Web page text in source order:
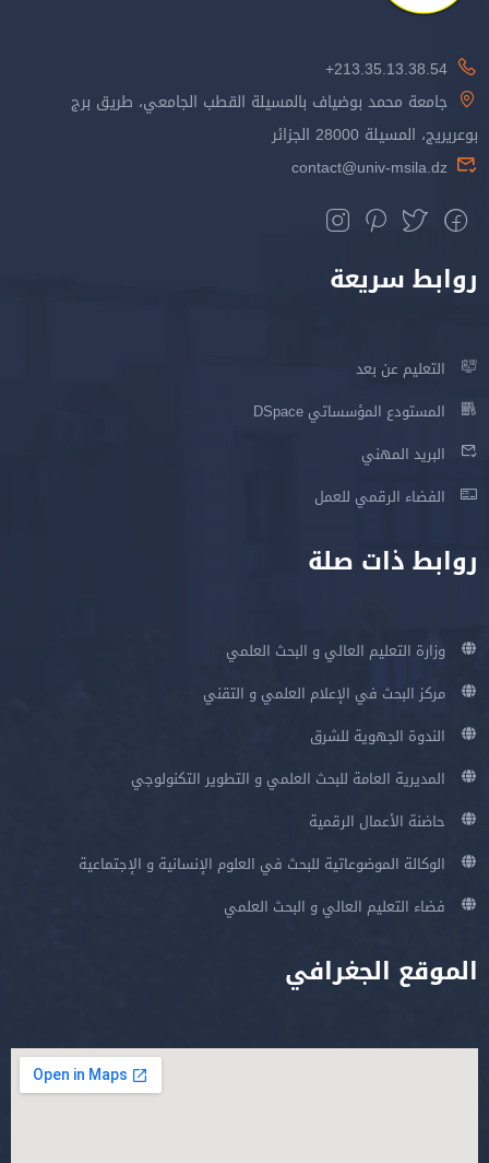
213.35.13.38.54+
جامعة محمد بوضياف بالمسيلة القطب الجامعي، طريق برج
بوعريريج، المسيلة 28000 الجزائر
contact@univ-msila.dz
روابط سريعة
التعليم عن بعد
المستودع المؤسساتي DSpace
البريد المهني
الفضاء الرقمي للعمل
روابط ذات صلة
وزارة التعليم العالي و البحث العلمي
مركز البحث في الإعلام العلمي و التقني
الندوة الجهوية للشرق
المديرية العامة للبحث العلمي و التطوير التكنولوجي
حاضنة الأعمال الرقمية
الوكالة الموضوعاتية للبحث في العلوم الإنسانية و الإجتماعية
فضاء التعليم العالي و البحث العلمي
الموقع الجغرافي